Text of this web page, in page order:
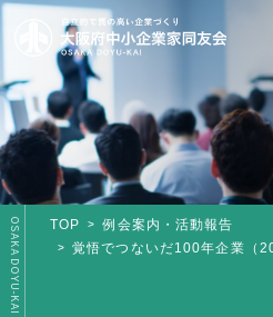
TOP
例会案内・活動報告
覚悟でつないだ100年企業（
OSAKA DOYU-KAI